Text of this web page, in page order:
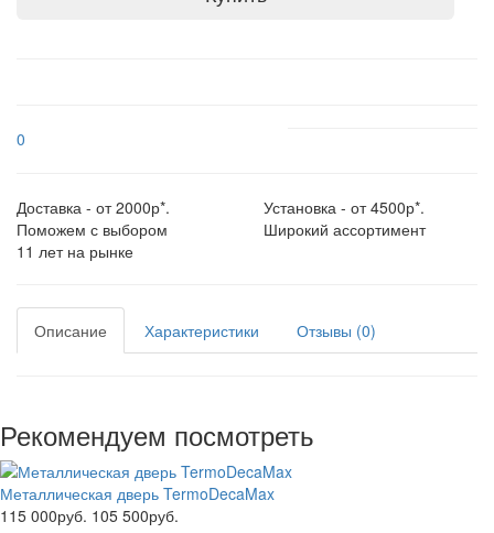
0
Доставка - от 2000р*.
Установка - от 4500р*.
Поможем с выбором
Широкий ассортимент
11 лет на рынке
Описание Характеристики Отзывы (0)
Рекомендуем посмотреть
Металлическая дверь TermoDecaMax
115 000руб. 105 500руб.